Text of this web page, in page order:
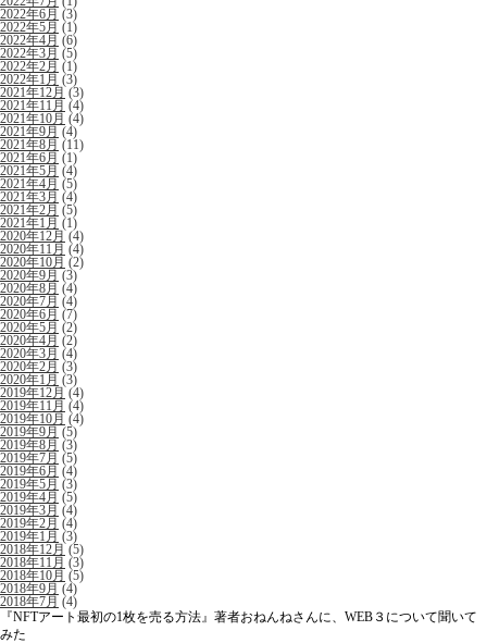
2022年6月 (3)
2022年5月 (1)
2022年4月 (6)
2022年3月 (5)
2022年2月 (1)
2022年1月 (3)
2021年12月(3)
2021年11月 (4)
2021年10月 (4)
2021年9月 (4)
2021年8月 (11)
2021年6月 (1)
2021年5月 (4)
2021年4月 (5)
2021年3月 (4)
2021年2月 (5)
2021年1月 (1)
2020年12月(4)
2020年11月 (4)
2020年10月 (2)
2020年9月 (3)
2020年8月 (4)
2020年7月 (4)
2020年6月 (7)
2020年5月 (2)
2020年4月 (2)
2020年3月 (4)
2020年2月 (3)
2020年1月 (3)
2019年12月(4)
2019年11月 (4)
2019年10月 (4)
2019年9月 (5)
2019年8月 (3)
2019年7月 (5)
2019年6月 (4)
2019年5月 (3)
2019年4月 (5)
2019年3月 (4)
2019年2月 (4)
2019年1月 (3)
2018年12月(5)
2018年11月 (3)
2018年10月 (5)
2018年9月 (4)
2018年7月 (4)
『NFTアート最初の1枚を売る方法』著者おねんねさんに、WEB３について聞いて
みた